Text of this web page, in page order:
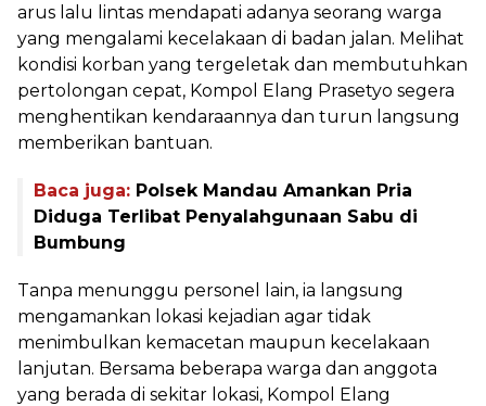
arus lalu lintas mendapati adanya seorang warga
yang mengalami kecelakaan di badan jalan. Melihat
kondisi korban yang tergeletak dan membutuhkan
pertolongan cepat, Kompol Elang Prasetyo segera
menghentikan kendaraannya dan turun langsung
memberikan bantuan.
Baca juga: Polsek Mandau Amankan Pria
Diduga Terlibat Penyalahgunaan Sabu di
Bumbung
Tanpa menunggu personel lain, ia langsung
mengamankan lokasi kejadian agar tidak
menimbulkan kemacetan maupun kecelakaan
lanjutan. Bersama beberapa warga dan anggota
yang berada di sekitar lokasi, Kompol Elang